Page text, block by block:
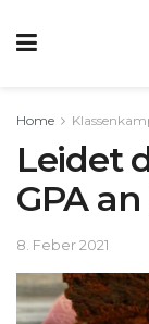
Home
Leidet
GPA
8. Feber 2021